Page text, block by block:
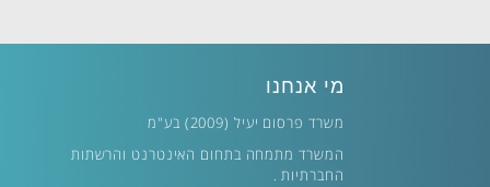
מי אנחנו
משרד פרסום יעיל (2009) בע"מ
המשרד מתמחה בתחום האינטרנט והרשתות
החברתיות .